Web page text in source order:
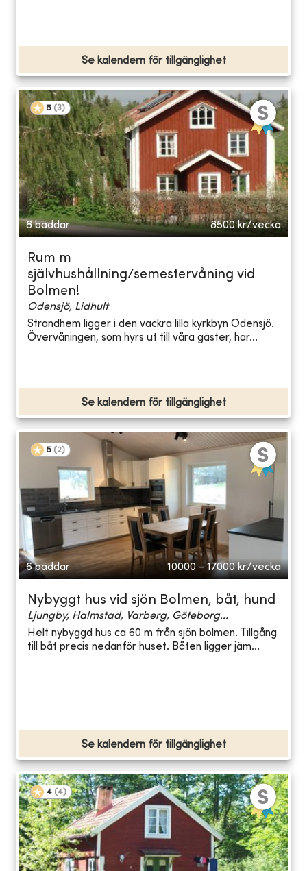
Se kalendern för tillgänglighet
5 (3)
8 bäddar 8500 kr/vecka
Rum m
självhushållning/semestervåning vid
Bolmen!
Odensjö, Lidhult
Strandhem ligger i den vackra lilla kyrkbyn Odensjö.
Övervåningen, som hyrs ut till våra gäster, har...
Se kalendern för tillgänglighet
5 (2)
6 bäddar 10000 - 17000 kr/vecka
Nybyggt hus vid sjön Bolmen, båt, hund
Ljungby, Halmstad, Varberg, Göteborg...
Helt nybyggd hus ca 60 m från sjön bolmen. Tillgång
till båt precis nedanför huset. Båten ligger jäm...
Se kalendern för tillgänglighet
4 (4)